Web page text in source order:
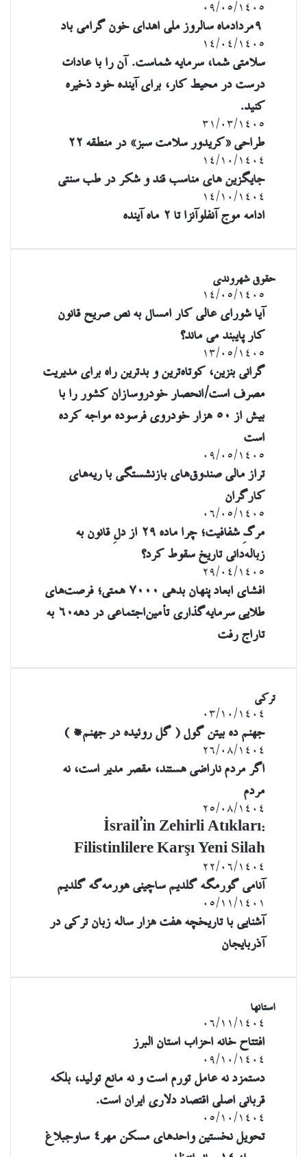
۹مردادماه
سالروز
اهدای
خون
گرامی
باد
۰۹/۰۵/۱۴۰۵
سلامتی
شما،
سرمایه
شماست.
آن
با
عادات
درست
محیط
کار،
برای
خود
کنید.
۱۴/۰۴/۱۴۰۵
سلامتی شما، سرمایه شماست. آن را با عادات
درست در محیط کار، برای آینده خود ذخیره
کنید.
طراحی
«کریدور
سلامت
سبز»
در
منطقه
۲۲
۳۱/۰۳/۱۴۰۵
طراحی «کریدور سلامت سبز» در منطقه ۲۲
جایگزین
های
مناسب
قند
و
در
سنتی
۱۴/۱۰/۱۴۰۴
جایگزین های مناسب قند و شکر در طب سنتی
ادامه
موج
آینده
۱۴/۱۰/۱۴۰۴
ادامه موج آنفلوآنزا تا ۲ ماه آینده
حقوق شهروندی
آیا
شورای
عالی
کار
امسال
به
نص
صریح
قانون
کار
پایبند
می
ماند؟
۱۴/۰۵/۱۴۰۵
آیا شورای عالی کار امسال به نص صریح قانون
کار پایبند می ماند؟
گرانی
بنزین،
کوتاه‌ترین
و
بدترین
راه
برای
مدیریت
مصرف
است/
انحصار
خودروسازان
کشور
را
با
بیش
از
۵۰
هزار
خودروی
فرسوده
کرده
۱۳/۰۵/۱۴۰۵
گرانی بنزین، کوتاه‌ترین و بدترین راه برای مدیریت
مصرف است/انحصار خودروسازان کشور را با
بیش از ۵۰ هزار خودروی فرسوده مواجه کرده
است
تراز
مالی
صندوق‌های
بازنشستگی
با
ریه‌های
کارگران
۰۹/۰۵/۱۴۰۵
تراز مالی صندوق‌های بازنشستگی با ریه‌های
کارگران
مرگِ
شفافیت؛
چرا
ماده
۲۹
از
قانون
به
زباله‌دانی
سقوط
۰۶/۰۵/۱۴۰۵
مرگِ شفافیت؛ چرا ماده ۲۹ از دلِ قانون به
زباله‌دانی تاریخ سقوط کرد؟
افشای
ابعاد
بدهی
۷۰۰۰
همتی؛
طلایی
تأمین‌اجتماعی
در
دهه‌۶۰
به
تاراج
رفت
۲۹/۰۴/۱۴۰۵
افشای ابعاد پنهان بدهی ۷۰۰۰ همتی؛ فرصت‌های
طلایی سرمایه‌گذاری تأمین‌اجتماعی در دهه‌۶۰ به
تاراج رفت
ترکی
جهنم
ده
بیتن
گول
(
گل
روئیده
در
جهنم*
)
۰۳/۱۰/۱۴۰۴
جهنم ده بیتن گول ( گل روئیده در جهنم* )
اگر
مردم
ناراضی
هستند،
مقصر
مدیر
نه
مردم
۲۶/۰۸/۱۴۰۴
اگر مردم ناراضی هستند، مقصر مدیر است، نه
مردم
İsrail’in
Zehirli
Atıkları:
Filistinlilere
Karşı
Yeni
Silah
۲۵/۰۸/۱۴۰۴
İsrail’in Zehirli Atıkları:
Filistinlilere Karşı Yeni Silah
آنامی
گورمگه
گلدیم
ساچینی
هورمه‌گه
گلدیم
۲۲/۰۶/۱۴۰۴
آنامی گورمگه گلدیم ساچینی هورمه‌گه گلدیم
آشنایی
با
تاریخچه
هفت
ساله
ترکی
در
آذربایجان
۰۵/۱۱/۱۴۰۱
آشنایی با تاریخچه هفت هزار ساله زبان ترکی در
آذربایجان
استانها
افتتاح
خانه‌
احزاب
استان‌
البرز
۰۶/۱۱/۱۴۰۴
افتتاح خانه‌ احزاب استان‌ البرز
دستمزد
نه
تورم
است
و
۰۹/۱۰/۱۴۰۴
دستمزد نه عامل تورم است و نه مانع تولید، بلکه
قربانی اصلی اقتصاد دلاری ایران است.
تحویل
نخستین
واحدهای
۰۵/۱۰/۱۴۰۴
تحویل نخستین واحدهای مسکن مهر۴ ساوجبلاغ